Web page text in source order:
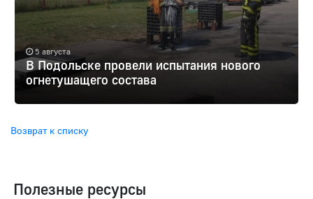
5 августа
В Подольске провели испытания нового
огнетушащего состава
Возврат к списку
Полезные ресурсы